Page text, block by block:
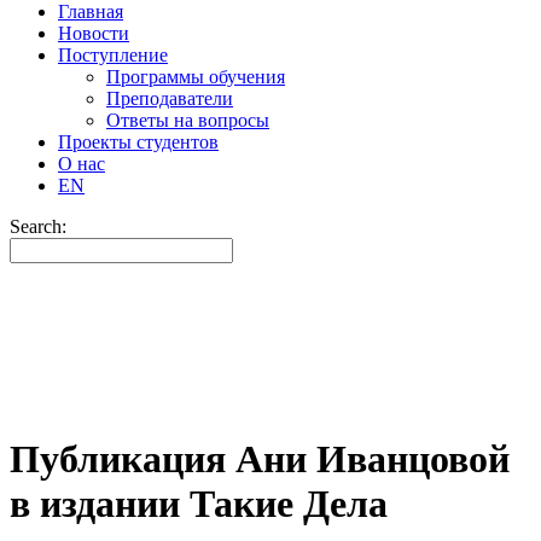
Главная
Новости
Поступление
Программы обучения
Преподаватели
Ответы на вопросы
Проекты студентов
О нас
EN
Search:
Публикация Ани Иванцовой
в издании Такие Дела